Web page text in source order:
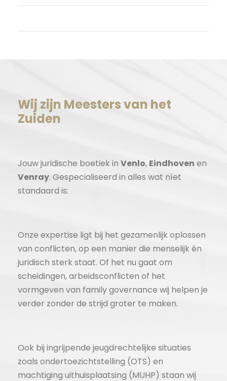
Wij zijn Meesters van het
Zuiden
Jouw juridische boetiek in Venlo, Eindhoven en
Venray. Gespecialiseerd in alles wat níet
standaard is:
Onze expertise ligt bij het gezamenlijk oplossen
van conflicten, op een manier die menselijk én
juridisch sterk staat. Of het nu gaat om
scheidingen, arbeidsconflicten of het
vormgeven van family governance wij helpen je
verder zonder de strijd groter te maken.
Ook bij ingrijpende jeugdrechtelijke situaties
zoals ondertoezichtstelling (OTS) en
machtiging uithuisplaatsing (MUHP) staan wij